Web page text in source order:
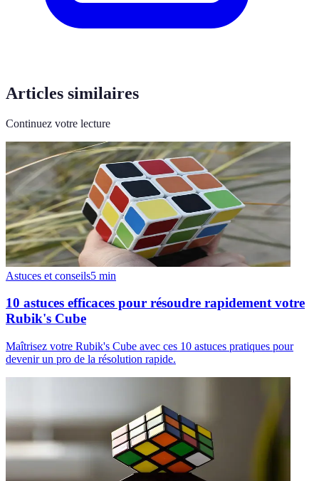
Articles similaires
Continuez votre lecture
Astuces et conseils5 min
10 astuces efficaces pour résoudre rapidement votre
Rubik's Cube
Maîtrisez votre Rubik's Cube avec ces 10 astuces pratiques pour
devenir un pro de la résolution rapide.